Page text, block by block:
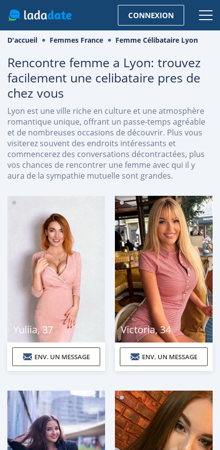
CONNEXION
D'accueil Femmes France Femme Célibataire Lyon
Rencontre femme a Lyon: trouvez
facilement une celibataire pres de
chez vous
Lyon est une ville riche en culture et une atmosphère
romantique unique, offrant un passe-temps agréable
et de nombreuses occasions de découvrir. Plus vous
visiterez souvent des endroits intéressants et
commencerez des conversations décontractées, plus
vos chances de rencontrer une femme avec qui il y
aura de la sympathie mutuelle sont grandes.
Yuliia,37
ENV. UN MESSAGE
Victoria,34
ENV. UN MESSAGE